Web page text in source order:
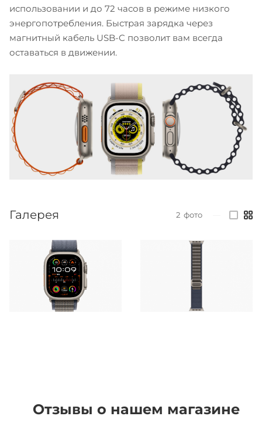
использовании и до 72 часов в режиме низкого
энергопотребления. Быстрая зарядка через
магнитный кабель USB-C позволит вам всегда
оставаться в движении.
Галерея 2 фото
Отзывы о нашем магазине